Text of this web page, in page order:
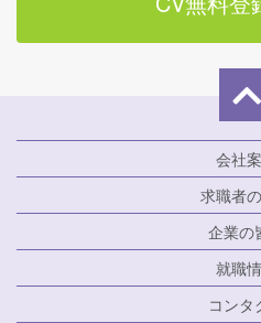
会社
求職者
企業の
就職
コンタ